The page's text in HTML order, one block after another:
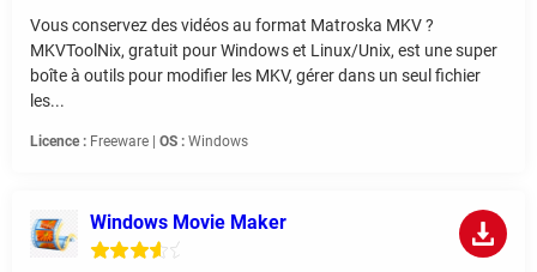
Vous conservez des vidéos au format Matroska MKV ?
MKVToolNix, gratuit pour Windows et Linux/Unix, est une super
boîte à outils pour modifier les MKV, gérer dans un seul fichier
les...
Licence : Freeware | OS : Windows
Windows Movie Maker